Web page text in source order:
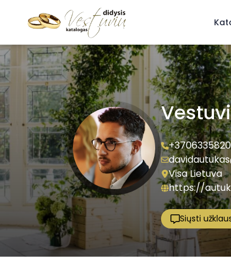
Visa Lietuva
https://
Siųsti